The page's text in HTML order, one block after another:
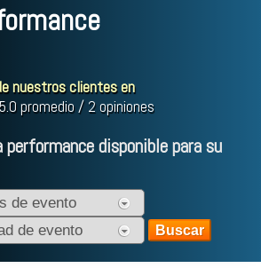
nuestros clientes en
promedio / 2 opiniones
disponible para su